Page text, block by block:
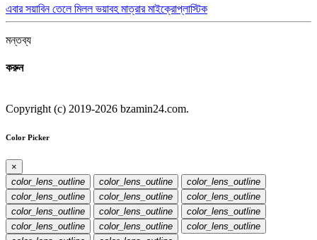
এবার সয়াবিন তেলে মিলল ভয়াবহ মাত্রার মাইক্রোপ্লাস্টিক
মন্তব্য
করুন
Copyright (c) 2019-2026 bzamin24.com.
Color Picker
×
color_lens_outline
color_lens_outline
color_lens_outline
color_lens_outline
color_lens_outline
color_lens_outline
color_lens_outline
color_lens_outline
color_lens_outline
color_lens_outline
color_lens_outline
color_lens_outline